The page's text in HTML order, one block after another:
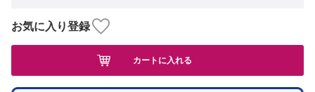
お気に入り登録
カートに入れる